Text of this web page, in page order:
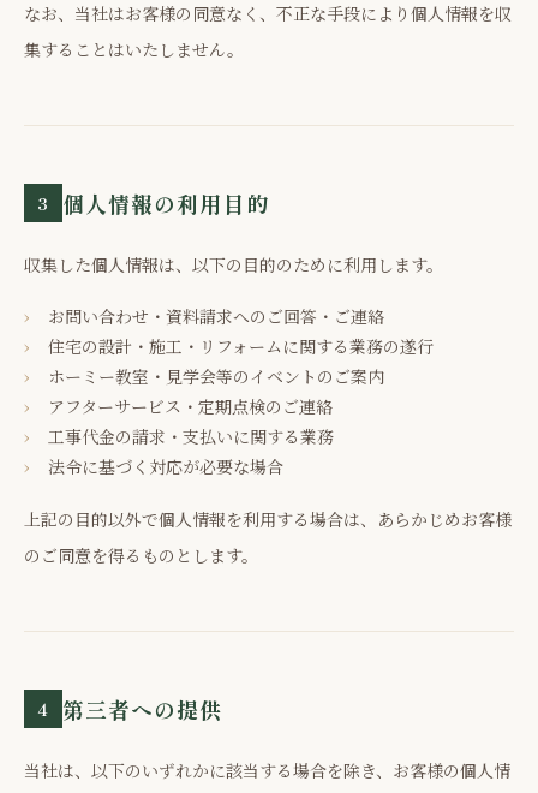
なお、当社はお客様の同意なく、不正な手段により個人情報を収
集することはいたしません。
3 個人情報の利用目的
収集した個人情報は、以下の目的のために利用します。
お問い合わせ・資料請求へのご回答・ご連絡
住宅の設計・施工・リフォームに関する業務の遂行
ホーミー教室・見学会等のイベントのご案内
アフターサービス・定期点検のご連絡
工事代金の請求・支払いに関する業務
法令に基づく対応が必要な場合
上記の目的以外で個人情報を利用する場合は、あらかじめお客様
のご同意を得るものとします。
4 第三者への提供
当社は、以下のいずれかに該当する場合を除き、お客様の個人情